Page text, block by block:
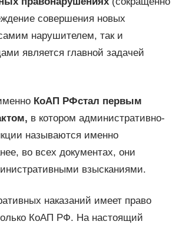
совершения новых
нарушителем, так и
является главной задачей
КоАП РФстал первым
в котором административно-
называются именно
во всех документах, они
взысканиями.
наказаний имеет право
КоАП РФ. На настоящий